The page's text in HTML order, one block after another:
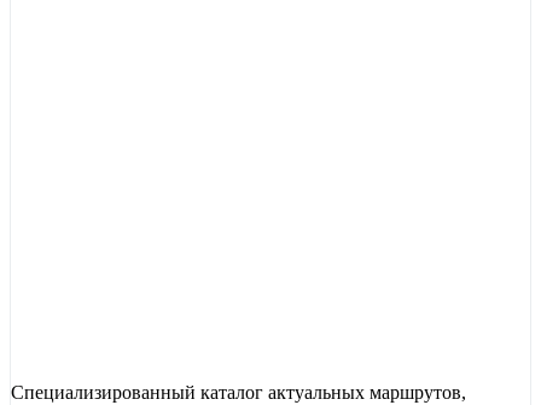
Специализированный каталог актуальных маршрутов,